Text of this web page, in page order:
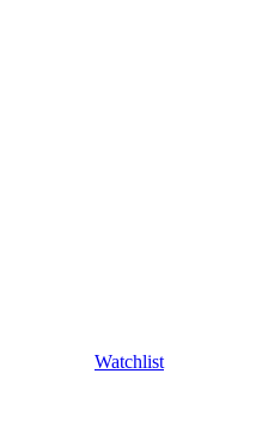
Watchlist